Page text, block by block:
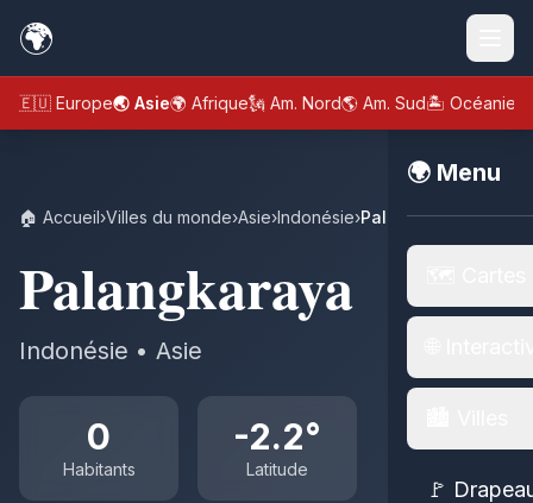
🌍
🇪🇺 Europe🌏 Asie🌍 Afrique🗽 Am. Nord🌎 Am. Sud🏝️ Océanie
🌍 Menu
🚩
🏠 Accueil›Villes du monde›Asie›Indonésie›Palangkaraya
Palangkaraya
Indonésie • Asie
0
Habitants
-2.2°
Latitude